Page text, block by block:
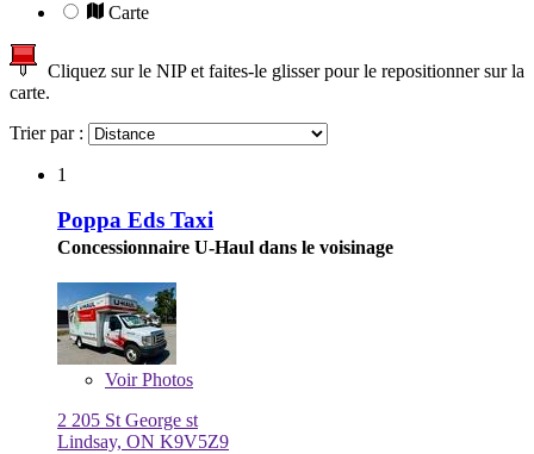
Carte
Cliquez sur le NIP et faites-le glisser pour le repositionner sur la
carte.
Trier par :
1
Poppa Eds Taxi
Concessionnaire U-Haul dans le voisinage
VoirPhotos
2 205 St George st
Lindsay, ON K9V5Z9